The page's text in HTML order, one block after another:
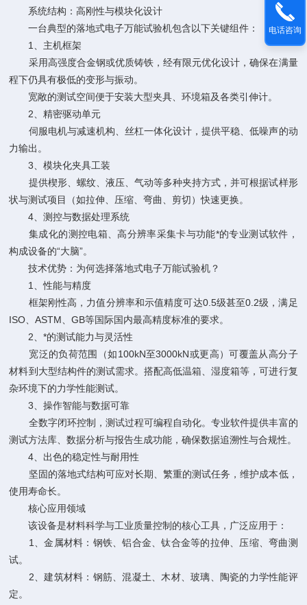
系统结构：高刚性与模块化设计
一台典型的落地式电子万能试验机包含以下关键组件：
1、主机框架
采用高强度合金钢或优质铸铁，经有限元优化设计，确保在满量
程下仍具有极低的变形与振动。
宽敞的测试空间便于安装大型夹具、环境箱及各类引伸计。
2、精密驱动单元
伺服电机与减速机构、丝杠一体化设计，提供平稳、低噪声的动
力输出。
3、模块化夹具工装
提供楔形、螺纹、液压、气动等多种夹持方式，并可根据试样形
状与测试项目（如拉伸、压缩、弯曲、剪切）快速更换。
4、测控与数据处理系统
集成化的测控电箱、高分辨率采集卡与功能*的专业测试软件，
构成设备的“大脑”。
技术优势：为何选择落地式电子万能试验机？
1、性能与精度
框架刚性高，力值分辨率和示值精度可达0.5级甚至0.2级，满足
ISO、ASTM、GB等国际国内最高精度标准的要求。
2、*的测试能力与灵活性
宽泛的负荷范围（如100kN至3000kN或更高）可覆盖从高分子
材料到大型结构件的测试需求。搭配高低温箱、湿度箱等，可进行复
杂环境下的力学性能测试。
3、操作智能与数据可靠
全数字闭环控制，测试过程可编程自动化。专业软件提供丰富的
测试方法库、数据分析与报告生成功能，确保数据追溯性与合规性。
4、出色的稳定性与耐用性
坚固的落地式结构可应对长期、繁重的测试任务，维护成本低，
使用寿命长。
核心应用领域
该设备是材料科学与工业质量控制的核心工具，广泛应用于：
1、金属材料：钢铁、铝合金、钛合金等的拉伸、压缩、弯曲测
试。
2、建筑材料：钢筋、混凝土、木材、玻璃、陶瓷的力学性能评
定。
电话咨询